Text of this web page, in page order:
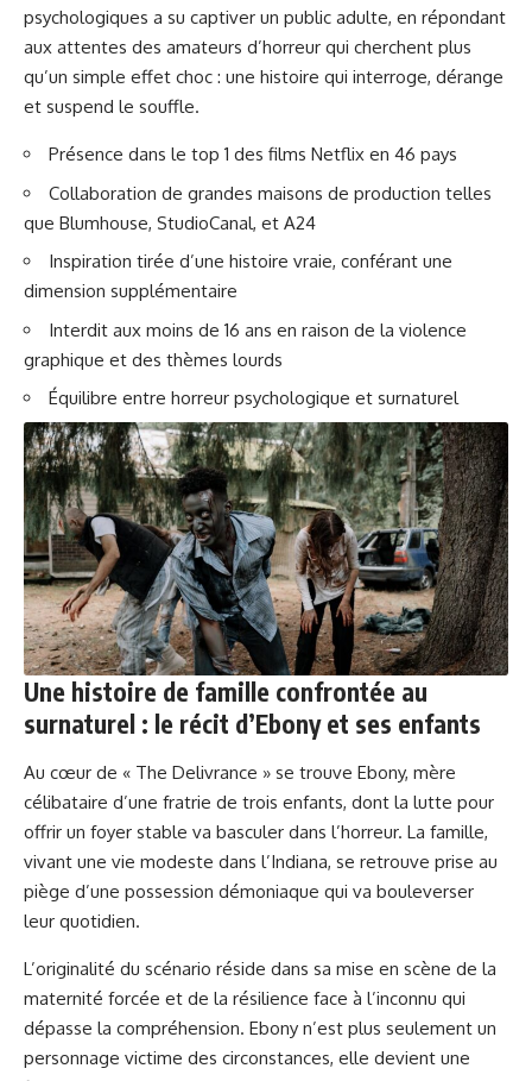
psychologiques a su captiver un public adulte, en répondant
aux attentes des amateurs d’horreur qui cherchent plus
qu’un simple effet choc : une histoire qui interroge, dérange
et suspend le souffle.
Présence dans le top 1 des films Netflix en 46 pays
Collaboration de grandes maisons de production telles
que Blumhouse, StudioCanal, et A24
Inspiration tirée d’une histoire vraie, conférant une
dimension supplémentaire
Interdit aux moins de 16 ans en raison de la violence
graphique et des thèmes lourds
Équilibre entre horreur psychologique et surnaturel
Une histoire de famille confrontée au
surnaturel : le récit d’Ebony et ses enfants
Au cœur de « The Delivrance » se trouve Ebony, mère
célibataire d’une fratrie de trois enfants, dont la lutte pour
offrir un foyer stable va basculer dans l’horreur. La famille,
vivant une vie modeste dans l’Indiana, se retrouve prise au
piège d’une possession démoniaque qui va bouleverser
leur quotidien.
L’originalité du scénario réside dans sa mise en scène de la
maternité forcée et de la résilience face à l’inconnu qui
dépasse la compréhension. Ebony n’est plus seulement un
personnage victime des circonstances, elle devient une